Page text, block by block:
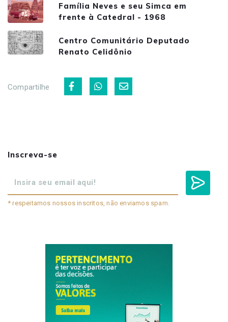
Família Neves e seu Simca em
frente à Catedral - 1968
Centro Comunitário Deputado
Renato Celidônio
Compartilhe
Inscreva-se
* respeitamos nossos inscritos, não enviamos spam.